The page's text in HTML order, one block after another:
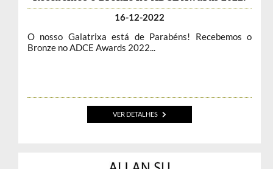
16-12-2022
O nosso Galatrixa está de Parabéns! Recebemos o
Bronze no ADCE Awards 2022...
VER DETALHES